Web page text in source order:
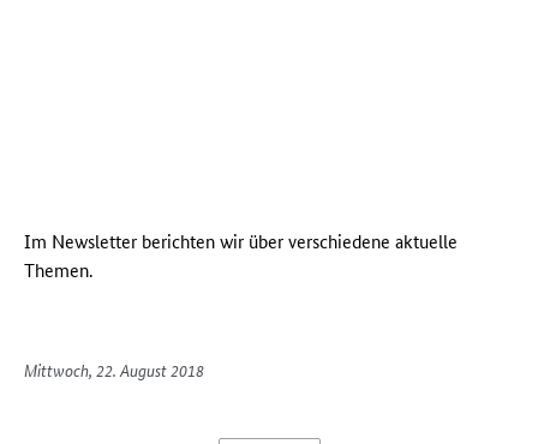
Im Newsletter berichten wir über verschiedene aktuelle
Themen.
Mittwoch, 22. August 2018